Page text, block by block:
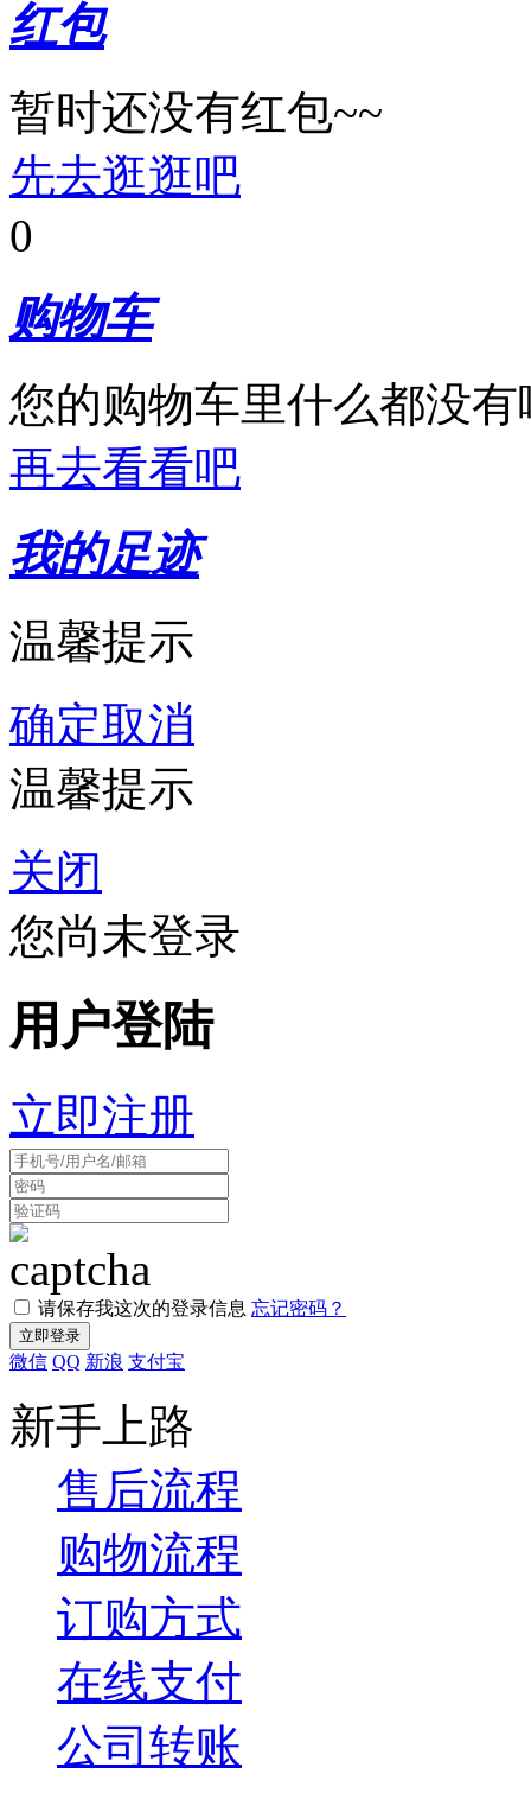
红包
暂时还没有红包~~
先去逛逛吧
0
购物车
您的购物车里什么都没有
再去看看吧
我的足迹
温馨提示
确定取消
温馨提示
关闭
您尚未登录
用户登陆
立即注册
请保存我这次的登录信息 忘记密码？
微信 QQ 新浪 支付宝
新手上路
售后流程
购物流程
订购方式
在线支付
公司转账